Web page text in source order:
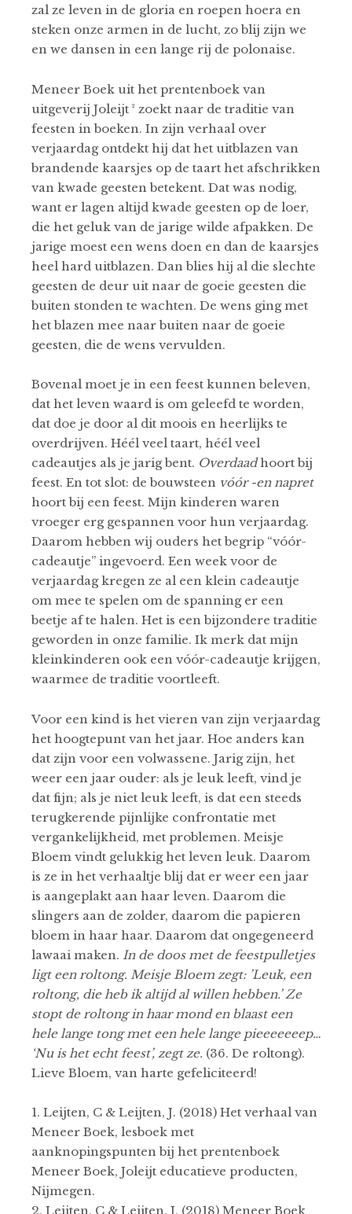
zal ze leven in de gloria en roepen hoera en
steken onze armen in de lucht, zo blij zijn we
en we dansen in een lange rij de polonaise.
Meneer Boek uit het prentenboek van
uitgeverij Joleijt ² zoekt naar de traditie van
feesten in boeken. In zijn verhaal over
verjaardag ontdekt hij dat het uitblazen van
brandende kaarsjes op de taart het afschrikken
van kwade geesten betekent. Dat was nodig,
want er lagen altijd kwade geesten op de loer,
die het geluk van de jarige wilde afpakken. De
jarige moest een wens doen en dan de kaarsjes
heel hard uitblazen. Dan blies hij al die slechte
geesten de deur uit naar de goeie geesten die
buiten stonden te wachten. De wens ging met
het blazen mee naar buiten naar de goeie
geesten, die de wens vervulden.
Bovenal moet je in een feest kunnen beleven,
dat het leven waard is om geleefd te worden,
dat doe je door al dit moois en heerlijks te
overdrijven. Héél veel taart, héél veel
cadeautjes als je jarig bent. Overdaadhoort bij
feest. En tot slot: de bouwsteen vóór -en napret
hoort bij een feest. Mijn kinderen waren
vroeger erg gespannen voor hun verjaardag.
Daarom hebben wij ouders het begrip “vóór-
cadeautje” ingevoerd. Een week voor de
verjaardag kregen ze al een klein cadeautje
om mee te spelen om de spanning er een
beetje af te halen. Het is een bijzondere traditie
geworden in onze familie. Ik merk dat mijn
kleinkinderen ook een vóór-cadeautje krijgen,
waarmee de traditie voortleeft.
Voor een kind is het vieren van zijn verjaardag
het hoogtepunt van het jaar. Hoe anders kan
dat zijn voor een volwassene. Jarig zijn, het
weer een jaar ouder: als je leuk leeft, vind je
dat fijn; als je niet leuk leeft, is dat een steeds
terugkerende pijnlijke confrontatie met
vergankelijkheid, met problemen. Meisje
Bloem vindt gelukkig het leven leuk. Daarom
is ze in het verhaaltje blij dat er weer een jaar
is aangeplakt aan haar leven. Daarom die
slingers aan de zolder, daarom die papieren
bloem in haar haar. Daarom dat ongegeneerd
lawaai maken. In de doos met de feestpulletjes
ligt een roltong. Meisje Bloem zegt: ’Leuk, een
roltong, die heb ik altijd al willen hebben.’ Ze
stopt de roltong in haar mond en blaast een
hele lange tong met een hele lange pieeeeeeep…
‘Nu is het echt feest’, zegt ze. (36. De roltong).
Lieve Bloem, van harte gefeliciteerd!
1. Leijten, C & Leijten, J. (2018) Het verhaal van
Meneer Boek, lesboek met
aanknopingspunten bij het prentenboek
Meneer Boek, Joleijt educatieve producten,
Nijmegen.
2. Leijten, C & Leijten, J. (2018) Meneer Boek